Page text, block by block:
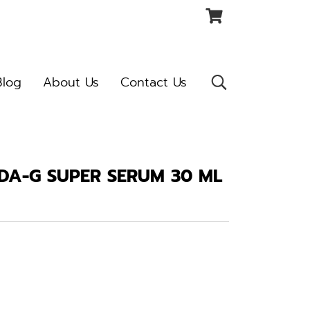
About Us Contact Us
G SUPER SERUM 30 ML